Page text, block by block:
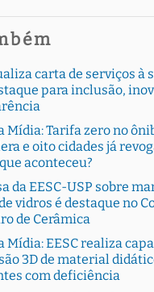
carta de serviços à
para inclusão,
Mídia: Tarifa zero no
e oito cidades já
aconteceu?
da EESC-USP sobre
vidros é destaque no
de Cerâmica
Mídia: EESC realiza
3D de material
com deficiência